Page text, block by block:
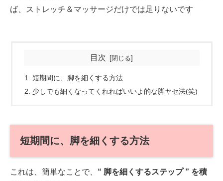
ば、ストレッチ＆マッサージだけでは足りないです
目次
短期間に、脚を細くする方法
少しでも細くなってくれればいいよ的な脚ヤセ法(笑)
短期間に、脚を細くする方法
これは、簡単なことで、 “ 脚を細くするステップ ” を積